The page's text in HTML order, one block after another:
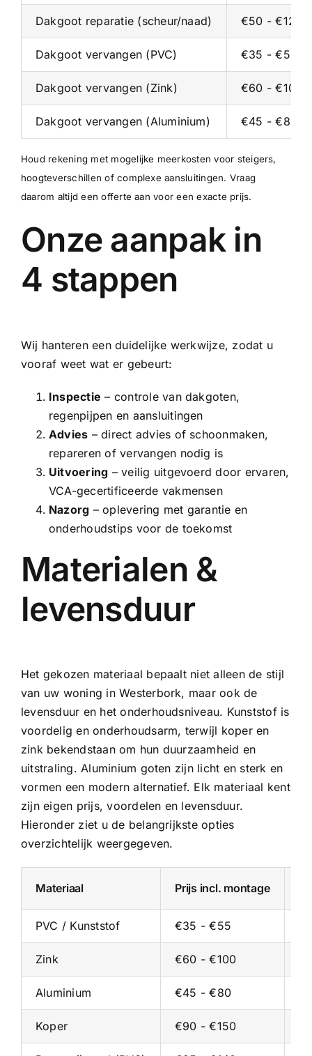
Dakgoot reparatie (scheur/naad) €50 - €125
Dakgoot vervangen (PVC) €35 - €55
Dakgoot vervangen (Zink) €60 - €100
Dakgoot vervangen (Aluminium) €45 - €80
Houd rekening met mogelijke meerkosten voor steigers,
hoogteverschillen of complexe aansluitingen. Vraag
daarom altijd een offerte aan voor een exacte prijs.
Onze aanpak in
4 stappen
Wij hanteren een duidelijke werkwijze, zodat u
vooraf weet wat er gebeurt:
Inspectie – controle van dakgoten,
regenpijpen en aansluitingen
Advies – direct advies of schoonmaken,
repareren of vervangen nodig is
Uitvoering – veilig uitgevoerd door ervaren,
VCA-gecertificeerde vakmensen
Nazorg – oplevering met garantie en
onderhoudstips voor de toekomst
Materialen &
levensduur
Het gekozen materiaal bepaalt niet alleen de stijl
van uw woning in Westerbork, maar ook de
levensduur en het onderhoudsniveau. Kunststof is
voordelig en onderhoudsarm, terwijl koper en
zink bekendstaan om hun duurzaamheid en
uitstraling.Aluminium goten zijn licht en sterk en
vormen een modern alternatief. Elk materiaal kent
zijn eigen prijs, voordelen en levensduur.
Hieronder ziet u de belangrijkste opties
overzichtelijk weergegeven.
Materiaal Prijs incl. montage
PVC / Kunststof €35 - €55
Zink €60 - €100
Aluminium €45 - €80
Koper €90 - €150